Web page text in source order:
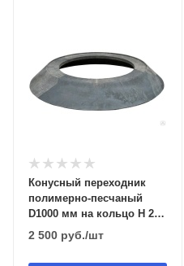
Конусный переходник
полимерно-песчаный
D1000 мм на кольцо H 200
мм (без люка)
2 500 руб./шт